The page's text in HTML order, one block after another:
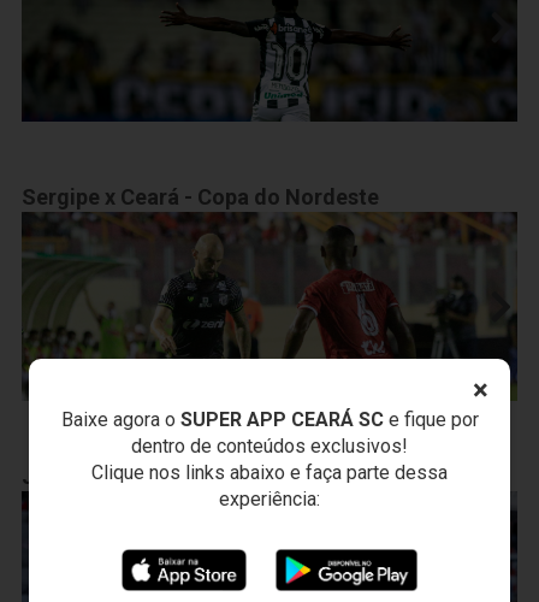
×
Baixe agora o SUPER APP CEARÁ SCe fique por
dentro de conteúdos exclusivos!
Clique nos links abaixo e faça parte dessa
experiência:
Sergipe x Ceará - Copa do Nordeste
Jogo-treino - Ceará x Floresta